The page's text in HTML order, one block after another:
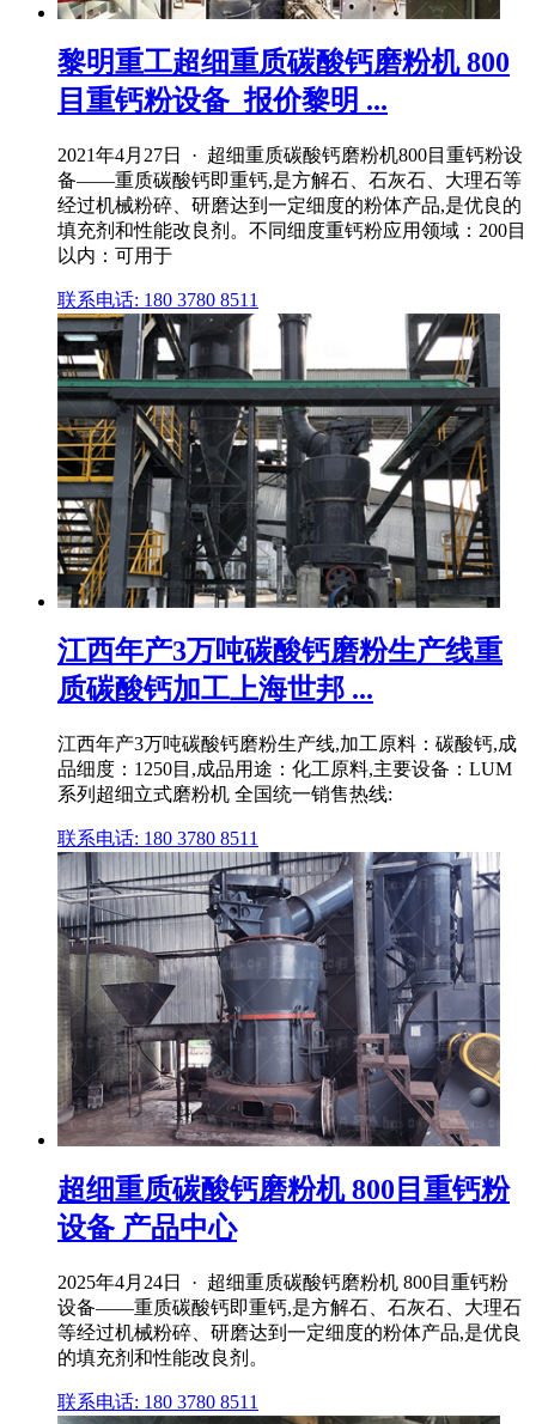
黎明重工超细重质碳酸钙磨粉机 800
目重钙粉设备_报价黎明 ...
2021年4月27日 · 超细重质碳酸钙磨粉机800目重钙粉设
备——重质碳酸钙即重钙,是方解石、石灰石、大理石等
经过机械粉碎、研磨达到一定细度的粉体产品,是优良的
填充剂和性能改良剂。不同细度重钙粉应用领域：200目
以内：可用于
联系电话: 180 3780 8511
江西年产3万吨碳酸钙磨粉生产线重
质碳酸钙加工上海世邦 ...
江西年产3万吨碳酸钙磨粉生产线,加工原料：碳酸钙,成
品细度：1250目,成品用途：化工原料,主要设备：LUM
系列超细立式磨粉机 全国统一销售热线:
联系电话: 180 3780 8511
超细重质碳酸钙磨粉机 800目重钙粉
设备 产品中心
2025年4月24日 · 超细重质碳酸钙磨粉机 800目重钙粉
设备——重质碳酸钙即重钙,是方解石、石灰石、大理石
等经过机械粉碎、研磨达到一定细度的粉体产品,是优良
的填充剂和性能改良剂。
联系电话: 180 3780 8511